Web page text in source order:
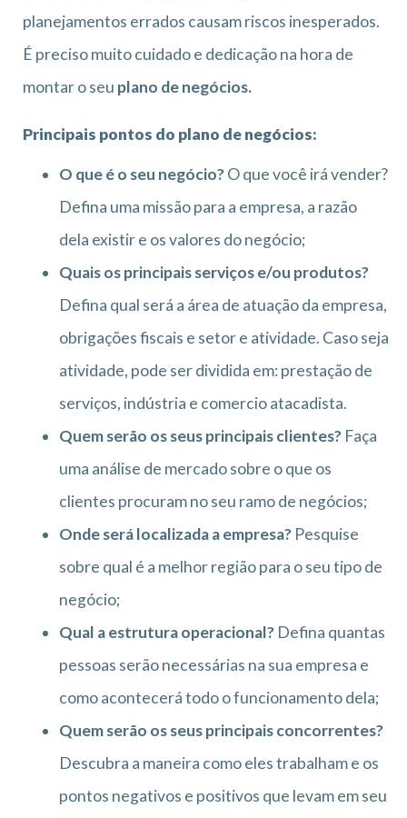
planejamentos errados causam riscos inesperados.
É preciso muito cuidado e dedicação na hora de
montar o seu plano de negócios.
Principais pontos do plano de negócios:
O que é o seu negócio?O que você irá vender?
Defina uma missão para a empresa, a razão
dela existir e os valores do negócio;
Quais os principais serviços e/ou produtos?
Defina qual será a área de atuação da empresa,
obrigações fiscais e setor e atividade. Caso seja
atividade, pode ser dividida em: prestação de
serviços, indústria e comercio atacadista.
Quem serão os seus principais clientes? Faça
uma análise de mercado sobre o que os
clientes procuram no seu ramo de negócios;
Onde será localizada a empresa? Pesquise
sobre qual é a melhor região para o seu tipo de
negócio;
Qual a estrutura operacional? Defina quantas
pessoas serão necessárias na sua empresa e
como acontecerá todo o funcionamento dela;
Quem serão os seus principais concorrentes?
Descubra a maneira como eles trabalham e os
pontos negativos e positivos que levam em seu